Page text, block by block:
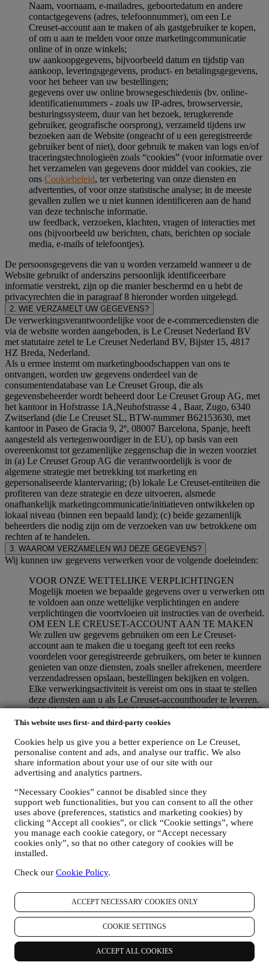
This website uses first- and third-party cookies
Cookies help us give you a better experience on Le Creuset,
personalise content and ads, and analyse our traffic. We also
share information about your use of our site with our
advertising and analytics partners.
“Necessary Cookies” cannot be disabled since they
support web functionalities, but you can consent to all the other
uses above (preferences, statistics and marketing cookies) by
clicking “Accept all cookies”, or click “Cookie settings”, where
you manage each cookie category, or “Accept necessary
cookies only”, so that no other category of cookies will be
installed.
Check our Cookie Policy.
ACCEPT NECESSARY COOKIES ONLY
COOKIE SETTINGS
ACCEPT ALL COOKIES
Naam, voornaam, e-mailadres, geboortedatum en andere
contactgegevens (adres, telefoonnummer), om een Le
Creuset-account aan te maken of als gastgebruiker te kopen,
of om u aan te melden voor onze marketingcommunicatie
online of in onze winkels;
uw aankoopgegevens, bijvoorbeeld datum en tijdstip van
aankoop, leveringsgegevens, product- en betalingsgegevens,
voor het beheer van uw bestellingen;
gegevens over uw online browsegeschiedenis (bv. online-
identificatienummers - zoals uw IP-adres, browserversie,
besturingssysteem, duur van het bezoek, terugkerende
gebruiker, geografische oorsprong), verzameld tijdens uw
bezoeken aan de Website (ongeacht of u een geregistreerde
gebruiker bent of niet), door gebruik te maken van logs en/of
traceringstechnologieën zoals “cookies” (voor informatie over
het verzamelen van gegevens door middel van cookies, zie
ons Cookiebeleid, ter verbetering van onze diensten en
advertenties, of voor onze statistische analyse; in de meeste
gevallen zullen we u niet kunnen identificeren aan de hand
van deze technische informatie.
uw feedback, verzoeken, klachten, vragen of interacties met
ons (bijvoorbeeld uw berichten, chats, berichten op sociale
media, e-mails of telefoontjes).
De persoonsgegevens die van u worden verzameld wanneer u de
Website gebruikt of anderszins persoonlijk identificeerbare
informatie verstrekt, zijn op die manier beschermd en u hebt de
privacyrechten die in paragraaf 8 hieronder worden uitgelegd.
2. WIE VERZAMELT UW GEGEVENS?
De verwerkingsverantwoordelijke voor de e-commercediensten die
via de website worden aangeboden, is Le Creuset Nederland BV
met statutaire zetel te Le Creuset Nederland BV, Bijster 15, 4817
HZ Breda, Nederland.
Als u ermee instemt om marketingboodschappen van ons te
ontvangen, worden uw gegevens onderdeel van de
consumentendatabase van Le Creuset Group, die als
gegevensbeheerder wordt beheerd door Le Creuset Group AG, met
het kantoor in Hofstrasse 1A,Neuhofstrasse 4 , Baar, Zugo, 6340
Zwitserland (die Le Creuset SL, BTW-nummer B62153630, met
kantoor in Paseo de Gracia 9, 2º, 08007 Barcelona, Spanje, heeft
aangesteld als vertegenwoordiger in de EU), op basis van een
overeenkomst tot gezamenlijke zeggenschap die in wezen voorziet
in (a) Le Creuset Group AG die verantwoordelijk is voor de
algemene strategie met betrekking tot marketing en
gepersonaliseerde klantervaring; (b) lokale Le Creuset-entiteiten die
profiteren van deze strategie en deze uitvoeren, alsmede
onafhankelijk marketingcommunicatie/initiatieven ontwikkelen op
lokaal niveau (binnen een bepaald land); (c) beide gezamenlijk
beheerders die nodig zijn om de verzoeken van uw betrokkene om
rechten af te handelen.
3. WAAROM VERZAMELEN WIJ DEZE GEGEVENS?
Wij kunnen uw gegevens verwerken voor de volgende doeleinden:
VOOR ONZE WETTELIJKE VERPLICHTINGEN
Mogelijk moeten we bepaalde gegevens over u verwerken om
te voldoen aan onze wettelijke verplichtingen en andere
verplichtingen die voortvloeien uit instructies van de overheid.
OM EEN LE CREUSET-ACCOUNT AAN TE MAKEN
We zullen uw gegevens gebruiken om een Le Creuset-
account aan te maken die u toegang geeft tot een reeks
voordelen voor geregistreerde gebruikers, om beter te kunnen
genieten van onze diensten, zoals sneller afrekenen, meerdere
verzendadressen opslaan, bestellingen bekijken en volgen.
Elke verwerkingsactiviteit is vereist om ons in staat te stellen
deze diensten aan u als Le Creuset-accounthouder te leveren.
OM UW BESTELLINGEN TE BEHEREN EN OM ONZE
PRODUCTEN, DIENSTEN EN ASSISTENTIE AAN U
Wij zullen uw gegevens gebruiken om onze contractuele
relatie met u, uw aankoop van producten op de Website, uw
gebruik van de Website, eventuele latere hulp na de verkoop
of uw deelname aan onze wedstrijden te beheren. Mogelijk
administratieve doeleinden die verband houden met onze
contractuele relatie met u, zoals de boekhouding, facturering
en controle, verificatie van betaalkaarten, fraudescreening,
veiligheid, beveiliging, systeemtests, onderhoud en statistische
analyse. Af en toe moeten we mogelijk om administratieve of
operationele redenen contact met u opnemen. Bijvoorbeeld
uw persoonsgegevens ook gebruiken om uw verzoeken te
kanalen worden verzonden. Deze verwerkingsactiviteit is
vereist om ons in staat te stellen onze diensten aan u te
leveren. Wij kunnen uw gegevens verwerken op basis van
ons legitiem belang (naar behoren rekening houdend met uw
rechten en vrijheden) om u opvolg-e-mails te sturen in het
geval u artikelen aan onze online winkelwagen hebt
toegevoegd zonder de aankoop af te ronden. Als u de